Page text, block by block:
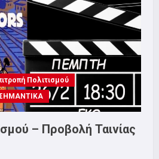
Πολιτισμού
– Προβολή Ταινίας